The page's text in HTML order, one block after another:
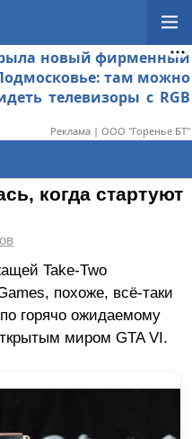
новый фирменный
там можно
телевизоры с RGB
Реклама | ООО "Горенье БТ"
когда стартуют
Take-Two
похоже, всё-таки
горячо ожидаемому
миром GTA VI.